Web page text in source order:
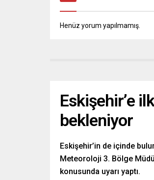
Henüz yorum yapılmamış.
Eskişehir’e
bekleniyor
Eskişehir’in de içinde
Meteoroloji 3. Bölge
konusunda uyarı yaptı.